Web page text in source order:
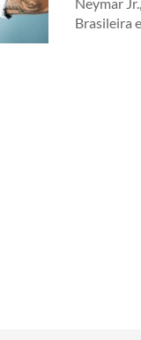
Brasileira